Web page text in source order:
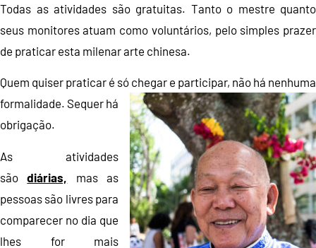
Todas as atividades são gratuitas. Tanto o mestre quanto
seus monitores atuam como voluntários, pelo simples prazer
de praticar esta milenar arte chinesa.
Quem quiser praticar é só chegar e participar, não há nenhuma
formalidade. Sequer há
obrigação.
As atividades
sãodiárias,
mas as
pessoas são livres para
comparecer no dia que
lhes for mais